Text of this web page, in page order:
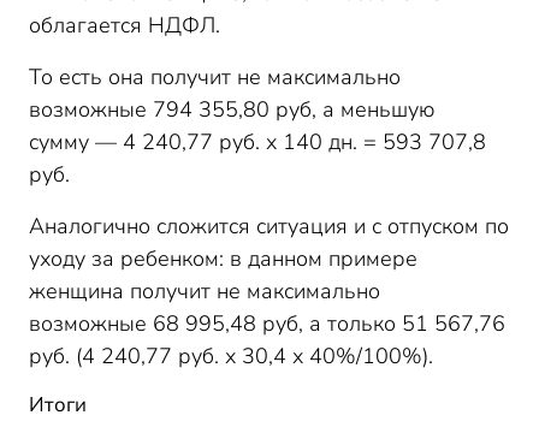
облагается НДФЛ.
То есть она получит не максимально
возможные 794 355,80 руб, а меньшую
сумму — 4 240,77 руб. х 140 дн. = 593 707,8
руб.
Аналогично сложится ситуация и с отпуском по
уходу за ребенком: в данном примере
женщина получит не максимально
возможные 68 995,48 руб, а только 51 567,76
руб. (4 240,77 руб. х 30,4 х 40%/100%).
Итоги